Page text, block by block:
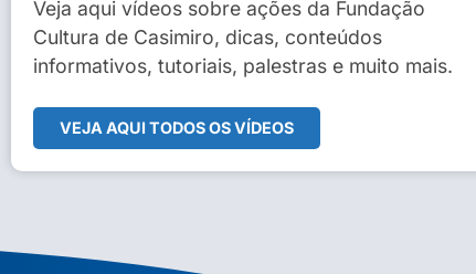
Veja aqui vídeos sobre ações da Fundação
Cultura de Casimiro, dicas, conteúdos
informativos, tutoriais, palestras e muito mais.
VEJA AQUI TODOS OS VÍDEOS
Sidney Macedo de Oliveira
Veja Vídeo Completo